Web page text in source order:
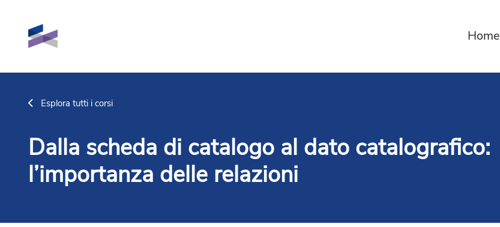
Home
Esplora tutti i corsi
Dalla scheda di catalogo al dato catalografico:
l’importanza delle relazioni